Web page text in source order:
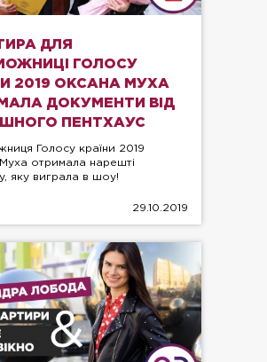
ДЛЯ
ГОЛОСУ
2019 ОКСАНА МУХА
ДОКУМЕНТИ ВІД
ПЕНТХАУС
Голосу країни 2019
отримала нарешті
яку виграла в шоу!
29.10.2019